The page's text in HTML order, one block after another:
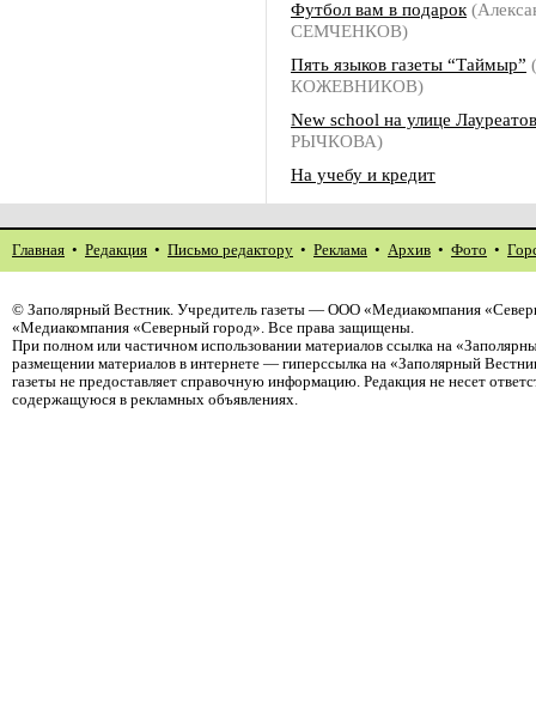
Футбол вам в подарок
СЕМЧЕНКОВ)
Пять языков газеты “Таймыр”
КОЖЕВНИКОВ)
New school на улице Лауреатов
РЫЧКОВА)
На учебу и кредит
Главная • Редакция • Письмо редактору • Реклама • Архив • Фото •
© Заполярный Вестник. Учредитель газеты — ООО «Медиакомпания
«Медиакомпания «Северный город». Все права защищены.
При полном или частичном использовании материалов ссылка на
размещении материалов в интернете — гиперссылка на «Заполярный
газеты не предоставляет справочную информацию. Редакция не несет
содержащуюся в рекламных объявлениях.